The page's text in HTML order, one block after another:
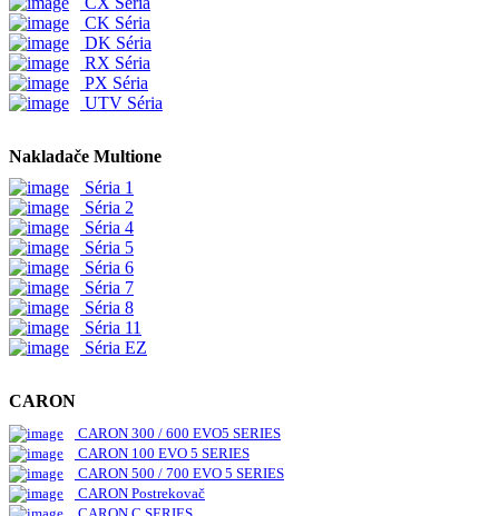
CK Séria
DK Séria
RX Séria
PX Séria
UTV Séria
Nakladače Multione
Séria 1
Séria 2
Séria 4
Séria 5
Séria 6
Séria 7
Séria 8
Séria 11
Séria EZ
CARON
CARON 300 / 600 EVO5 SERIES
CARON 100 EVO 5 SERIES
CARON 500 / 700 EVO 5 SERIES
CARON Postrekovač